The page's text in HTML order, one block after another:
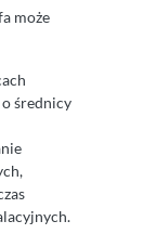
może
średnicy